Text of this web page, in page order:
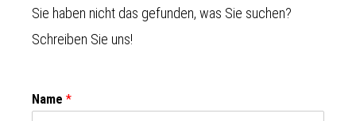
Sie haben nicht das gefunden, was Sie suchen?
Schreiben Sie uns!
Name *